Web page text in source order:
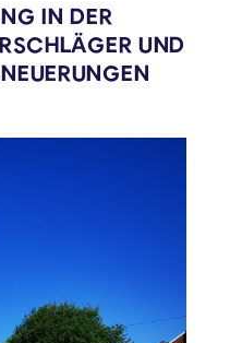
IN DER
UND